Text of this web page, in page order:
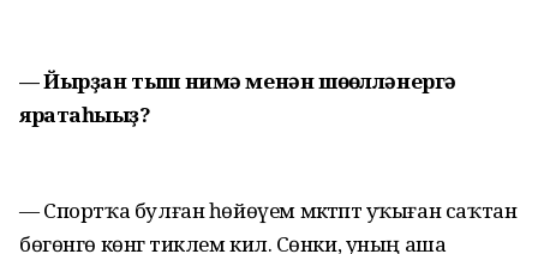
— Йырҙан тыш нимә менән шөғөлләнергә
яратаһығыҙ?
— Спортҡа булған һөйөүем мәктәптә уҡыған саҡтан
бөгөнгө көнгә тиклем килә. Сөнки, уның аша